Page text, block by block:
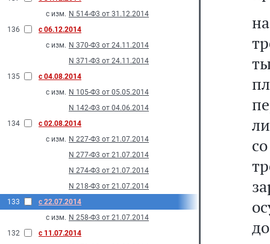
с изм. N 514-Ф3 от 31.12.2014
136
с 06.12.2014
с изм. N 370-Ф3 от 24.11.2014
N 371-Ф3 от 24.11.2014
135
с 04.08.2014
с изм. N 105-Ф3 от 05.05.2014
N 142-Ф3 от 04.06.2014
134
с 02.08.2014
с изм. N 227-Ф3 от 21.07.2014
N 277-Ф3 от 21.07.2014
N 274-Ф3 от 21.07.2014
N 218-Ф3 от 21.07.2014
133
с 22.07.2014
с изм. N 258-Ф3 от 21.07.2014
132
с 11.07.2014